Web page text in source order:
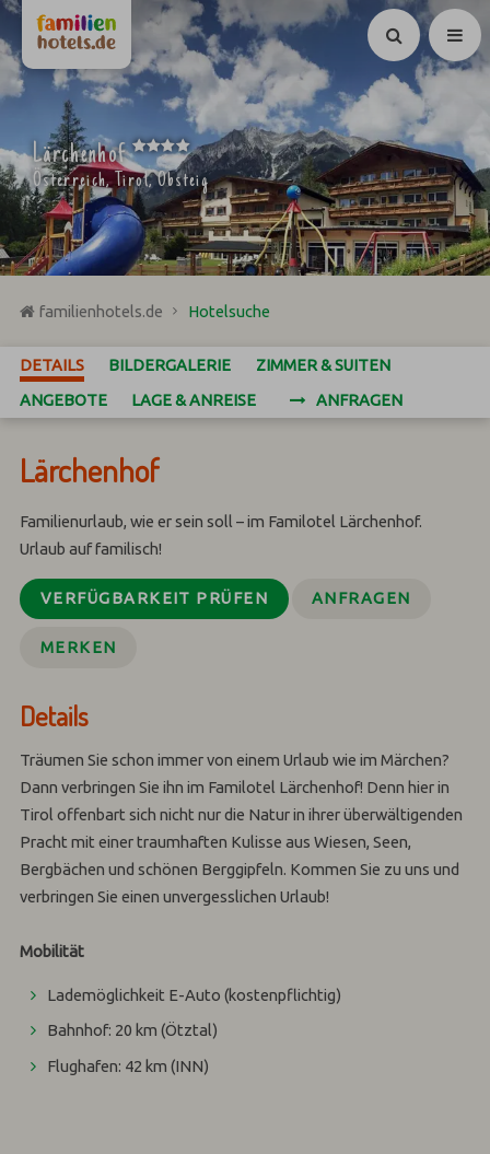
Suchen
Lärchenhof ****
Österreich, Tirol, Obsteig
familienhotels.de Hotelsuche
DETAILS BILDERGALERIE
ZIMMER & SUITEN
ANGEBOTE
LAGE & ANREISE ANFRAGEN
Lärchenhof
Familienurlaub, wie er sein soll – im Familotel Lärchenhof.
Urlaub auf familisch!
VERFÜGBARKEIT PRÜFEN ANFRAGEN
MERKEN
Details
Träumen Sie schon immer von einem Urlaub wie im Märchen?
Dann verbringen Sie ihn im Familotel Lärchenhof! Denn hier in
Tirol offenbart sich nicht nur die Natur in ihrer überwältigenden
Pracht mit einer traumhaften Kulisse aus Wiesen, Seen,
Bergbächen und schönen Berggipfeln. Kommen Sie zu uns und
verbringen Sie einen unvergesslichen Urlaub!
Mobilität
Lademöglichkeit E-Auto (kostenpflichtig)
Bahnhof: 20 km (Ötztal)
Flughafen: 42 km (INN)